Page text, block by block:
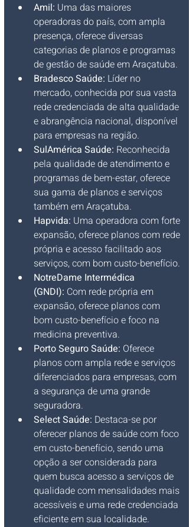
Amil: Uma das maiores
operadoras do país, com ampla
presença, oferece diversas
categorias de planos e programas
de gestão de saúde em Araçatuba.
Bradesco Saúde: Líder no
mercado, conhecida por sua vasta
rede credenciada de alta qualidade
e abrangência nacional, disponível
para empresas na região.
SulAmérica Saúde: Reconhecida
pela qualidade de atendimento e
programas de bem-estar, oferece
sua gama de planos e serviços
também em Araçatuba.
Hapvida: Uma operadora com forte
expansão, oferece planos com rede
própria e acesso facilitado aos
serviços, com bom custo-benefício.
NotreDame Intermédica
(GNDI): Com rede própria em
expansão, oferece planos com
bom custo-benefício e foco na
medicina preventiva.
Porto Seguro Saúde: Oferece
planos com ampla rede e serviços
diferenciados para empresas, com
a segurança de uma grande
seguradora.
Select Saúde: Destaca-se por
oferecer planos de saúde com foco
em custo-benefício, sendo uma
opção a ser considerada para
quem busca acesso a serviços de
qualidade com mensalidades mais
acessíveis e uma rede credenciada
eficiente em sua localidade.